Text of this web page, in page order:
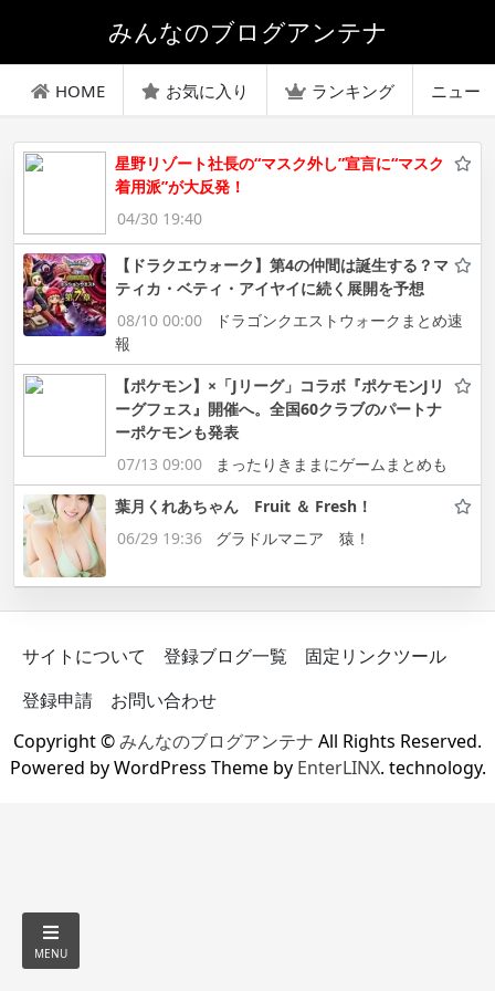
みんなのブログアンテナ
HOME お気に入り ランキング ニュー
星野リゾート社長の“マスク外し”宣言に“マスク
着用派”が大反発！
04/30 19:40
【ドラクエウォーク】第4の仲間は誕生する？マ
ティカ・ベティ・アイヤイに続く展開を予想
08/10 00:00
ドラゴンクエストウォークまとめ速
報
【ポケモン】×「Jリーグ」コラボ『ポケモンJリ
ーグフェス』開催へ。全国60クラブのパートナ
ーポケモンも発表
07/13 09:00
まったりきままにゲームまとめも
葉月くれあちゃん Fruit ＆ Fresh！
06/29 19:36
グラドルマニア 猿！
サイトについて 登録ブログ一覧
固定リンクツール
登録申請
お問い合わせ
Copyright ©みんなのブログアンテナ All Rights Reserved.
Powered by WordPress Theme by EnterLINX. technology.
MENU